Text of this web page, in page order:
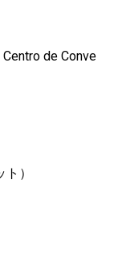
de Conve
）